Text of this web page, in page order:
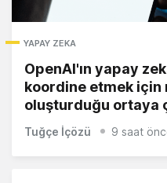
YAPAY ZEKA
OpenAI'ın yapay
koordine etmek için
oluşturduğu ortaya
Tuğçe İçözü 9 saat